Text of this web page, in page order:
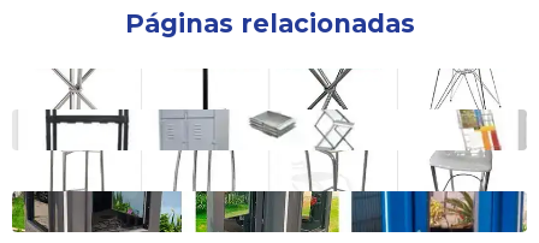
Páginas relacionadas
Aluguel de mesa de madeira grande
Aluguel de mesa de madeira para festa
Aluguel de mesa de madeira com 4 cadeiras
Aluguel de mesa de madeira